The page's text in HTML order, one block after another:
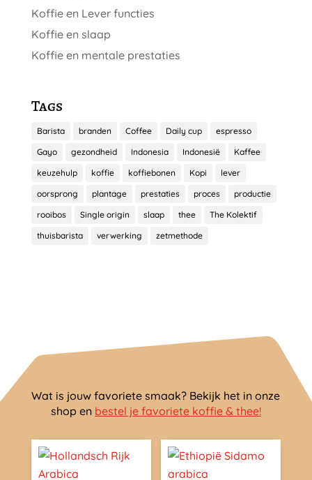
Koffie en Lever functies
Koffie en slaap
Koffie en mentale prestaties
Tags
Barista branden Coffee Daily cup
espresso
Gayo
gezondheid Indonesia Indonesië
Kaffee
keuzehulp
koffie koffiebonen Kopi
lever
oorsprong
plantage prestaties proces
productie
rooibos
Single origin slaap thee
The Kolektif
thuisbarista
verwerking zetmethode
Wat is jouw favoriete smaak? Bekijk het in onze
shop en bestel je favoriete koffie & thee!
Dit
product
Dit
product